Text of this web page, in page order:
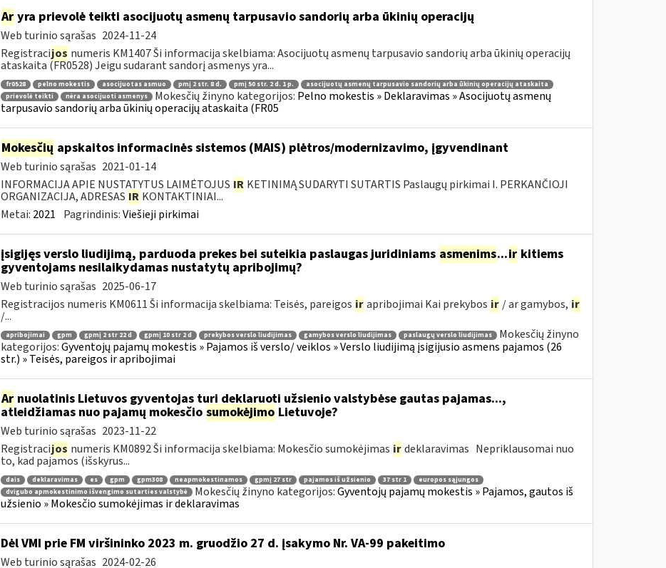
Aryra prievolė teikti asocijuotų asmenų tarpusavio sandorių arba ūkinių operacijų
Web turinio sąrašas 2024-11-24
Registracijos numeris KM1407 Ši informacija skelbiama: Asocijuotų asmenų tarpusavio sandorių arba ūkinių operacijų
ataskaita (FR0528) Jeigu sudarant sandorį asmenys yra...
fr0528 pelno mokestis asocijuotas asmuo pmį 2 str. 8 d. pmį 50 str. 2 d. 1 p.
asocijuotų asmenų tarpusavio sandorių arba ūkinių operacijų ataskaita
prievolė teikti
nėra asocijuoti asmenys Mokesčių žinyno kategorijos: Pelno mokestis » Deklaravimas » Asocijuotų asmenų
tarpusavio sandorių arba ūkinių operacijų ataskaita (FR05
Mokesčių apskaitos informacinės sistemos (MAIS) plėtros/modernizavimo, įgyvendinant
Web turinio sąrašas 2021-01-14
INFORMACIJA APIE NUSTATYTUS LAIMĖTOJUS IR KETINIMĄ SUDARYTI SUTARTIS Paslaugų pirkimai I. PERKANČIOJI
ORGANIZACIJA, ADRESAS IR KONTAKTINIAI...
Metai: 2021 Pagrindinis:Viešieji pirkimai
įsigijęs verslo liudijimą, parduoda prekes bei suteikia paslaugas juridiniams asmenims...irkitiems
gyventojams nesilaikydamas nustatytų apribojimų?
Web turinio sąrašas 2025-06-17
Registracijos numeris KM0611 Ši informacija skelbiama: Teisės, pareigos ir apribojimai Kai prekybos ir / ar gamybos, ir
/...
apribojimai gpm gpmį 2 str 22 d gpmį 10 str 2 d prekybos verslo liudijimas gamybos verslo liudijimas paslaugų verslo liudijimas
Mokesčių žinyno
kategorijos:Gyventojų pajamų mokestis » Pajamos iš verslo/ veiklos » Verslo liudijimą įsigijusio asmens pajamos (26
str.) » Teisės, pareigos ir apribojimai
Arnuolatinis Lietuvos gyventojas turi deklaruoti užsienio valstybėse gautas pajamas...,
atleidžiamas nuo pajamų mokesčio sumokėjimo Lietuvoje?
Web turinio sąrašas 2023-11-22
Registracijos numeris KM0892 Ši informacija skelbiama: Mokesčio sumokėjimas ir deklaravimas Nepriklausomai nuo
to, kad pajamos (išskyrus...
dais deklaravimas es gpm gpm308 neapmokestinamos gpmį 27 str pajamos iš užsienio 37 str 1
europos sąjungos
dvigubo apmokestinimo išvengimo sutarties valstybė
Mokesčių žinyno kategorijos:Gyventojų pajamų mokestis » Pajamos, gautos iš
užsienio » Mokesčio sumokėjimas ir deklaravimas
Dėl VMI prie FM viršininko 2023 m. gruodžio 27 d. įsakymo Nr. VA-99 pakeitimo
Web turinio sąrašas 2024-02-26